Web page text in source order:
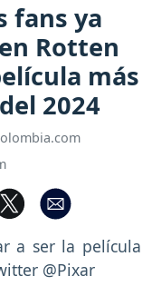
fans ya
Rotten
más
2024